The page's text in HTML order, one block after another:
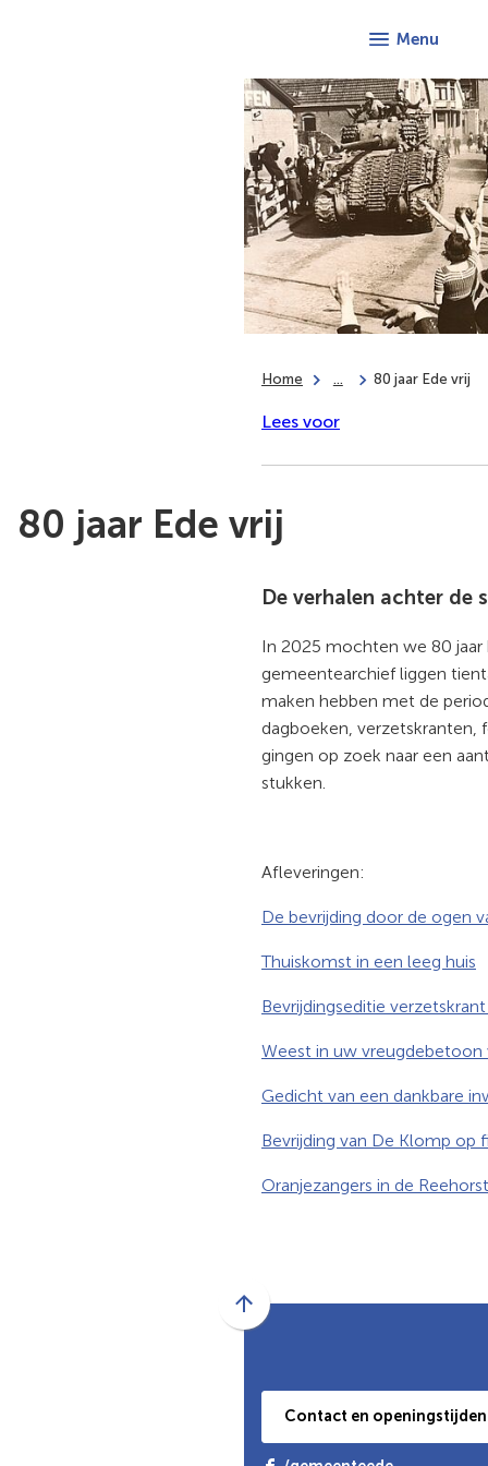
Menu
Home ... 80 jaar Ede vrij
Lees voor
80 jaar Ede vrij
De verhalen achter de
In 2025 mochten we 80 jaar
gemeentearchief liggen
maken hebben met de
dagboeken, verzetskranten,
gingen op zoek naar een
stukken.
Afleveringen:
De bevrijding door de ogen
Thuiskomst in een leeg huis
Bevrijdingseditie
Weest in uw vreugdebetoon
Gedicht van een dankbare
Bevrijding van De Klomp op
Oranjezangers in de Reehorst
Scroll
naar
Contact en openingstijden